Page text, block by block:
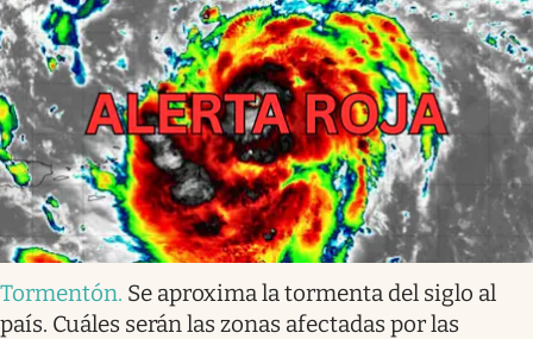
Tormentón. Se aproxima la tormenta del siglo al
país. Cuáles serán las zonas afectadas por las